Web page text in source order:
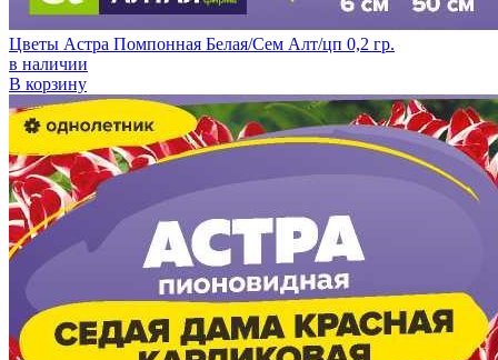
Цветы Астра Помпонная Белая/Сем Алт/цп 0,2 гр.
в наличии
В корзину